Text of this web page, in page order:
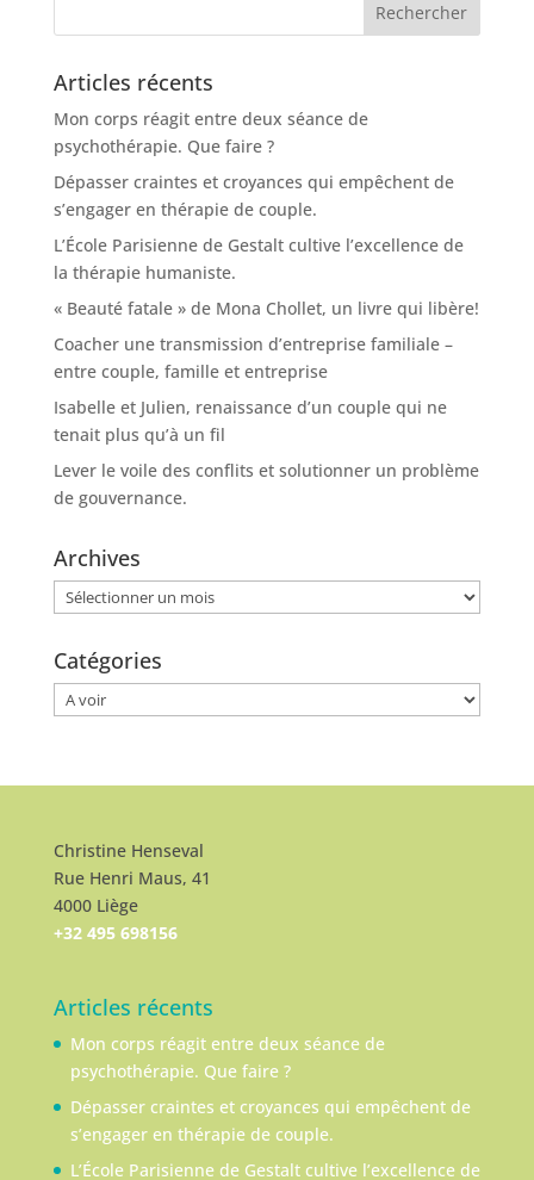
Articles récents
Mon corps réagit entre deux séance de
psychothérapie. Que faire ?
Dépasser craintes et croyances qui empêchent de
s’engager en thérapie de couple.
L’École Parisienne de Gestalt cultive l’excellence de
la thérapie humaniste.
« Beauté fatale » de Mona Chollet, un livre qui libère!
Coacher une transmission d’entreprise familiale –
entre couple, famille et entreprise
Isabelle et Julien, renaissance d’un couple qui ne
tenait plus qu’à un fil
Lever le voile des conflits et solutionner un problème
de gouvernance.
Archives
Archives
Catégories
Catégories
Christine Henseval
Rue Henri Maus, 41
4000 Liège
+32 495 698156
Articles récents
Mon corps réagit entre deux séance de
psychothérapie. Que faire ?
Dépasser craintes et croyances qui empêchent de
s’engager en thérapie de couple.
L’École Parisienne de Gestalt cultive l’excellence de